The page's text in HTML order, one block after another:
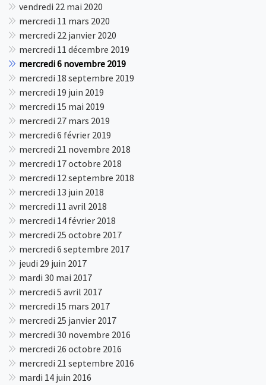
vendredi 22 mai 2020
mercredi 11 mars 2020
mercredi 22 janvier 2020
mercredi 11 décembre 2019
mercredi 6 novembre 2019
mercredi 18 septembre 2019
mercredi 19 juin 2019
mercredi 15 mai 2019
mercredi 27 mars 2019
mercredi 6 février 2019
mercredi 21 novembre 2018
mercredi 17 octobre 2018
mercredi 12 septembre 2018
mercredi 13 juin 2018
mercredi 11 avril 2018
mercredi 14 février 2018
mercredi 25 octobre 2017
mercredi 6 septembre 2017
jeudi 29 juin 2017
mardi 30 mai 2017
mercredi 5 avril 2017
mercredi 15 mars 2017
mercredi 25 janvier 2017
mercredi 30 novembre 2016
mercredi 26 octobre 2016
mercredi 21 septembre 2016
mardi 14 juin 2016